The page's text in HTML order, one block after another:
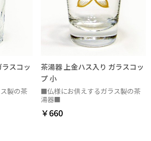
スコッ
製の茶
茶湯器 上金ハス入り ガラスコッ
プ 小
■仏様にお供えするガラス製の茶
湯器■
￥660